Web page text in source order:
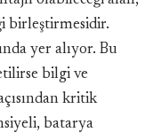
birleştirmesidir.
yer alıyor. Bu
bilgi ve
kritik
batarya